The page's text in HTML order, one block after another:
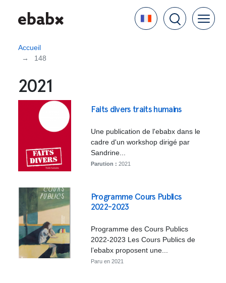
contenu
Language
Accueil
148
2021
Faits divers traits humains
Une publication de l'ebabx dans le
cadre d'un workshop dirigé par
Sandrine...
Parution : 2021
Programme Cours Publics
2022-2023
Programme des Cours Publics
2022-2023 Les Cours Publics de
l’ebabx proposent une...
Paru en 2021